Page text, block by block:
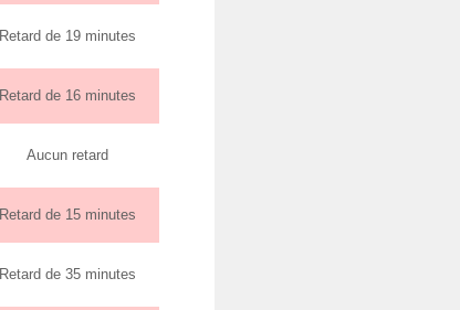
Retard de 19 minutes
Retard de 16 minutes
Aucun retard
Retard de 15 minutes
Retard de 35 minutes